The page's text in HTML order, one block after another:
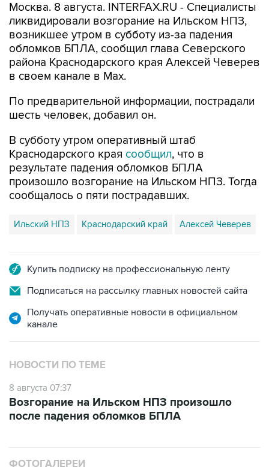
Москва. 8 августа. INTERFAX.RU - Специалисты
ликвидировали возгорание на Ильском НПЗ,
возникшее утром в субботу из-за падения
обломков БПЛА, сообщил глава Северского
района Краснодарского края Алексей Чеверев
в своем канале в Max.
По предварительной информации, пострадали
шесть человек, добавил он.
В субботу утром оперативный штаб
Краснодарского края сообщил, что в
результате падения обломков БПЛА
произошло возгорание на Ильском НПЗ. Тогда
сообщалось о пяти пострадавших.
Ильский НПЗ Краснодарский край Алексей Чеверев
Купить подписку на профессиональную ленту
Подписаться на рассылку главных новостей сайта
Получать оперативные новости в официальном
канале
НОВОСТИ ПО ТЕМЕ
8 августа 07:37
Возгорание на Ильском НПЗ произошло
после падения обломков БПЛА
ФОТОГАЛЕРЕИ